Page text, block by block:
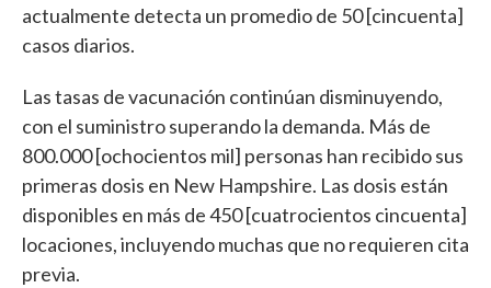
actualmente detecta un promedio de 50 [cincuenta]
casos diarios.
Las tasas de vacunación continúan disminuyendo,
con el suministro superando la demanda. Más de
800.000 [ochocientos mil] personas han recibido sus
primeras dosis en New Hampshire. Las dosis están
disponibles en más de 450 [cuatrocientos cincuenta]
locaciones, incluyendo muchas que no requieren cita
previa.